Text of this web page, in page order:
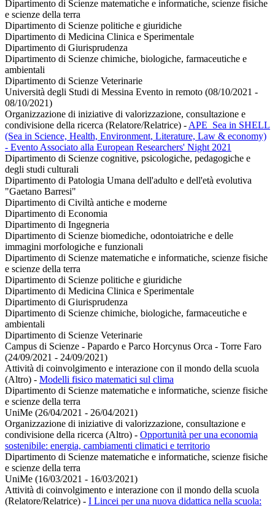
Dipartimento di Scienze matematiche e informatiche, scienze fisiche
e scienze della terra
Dipartimento di Scienze politiche e giuridiche
Dipartimento di Medicina Clinica e Sperimentale
Dipartimento di Giurisprudenza
Dipartimento di Scienze chimiche, biologiche, farmaceutiche e
ambientali
Dipartimento di Scienze Veterinarie
Università degli Studi di Messina Evento in remoto (08/10/2021 -
08/10/2021)
Organizzazione di iniziative di valorizzazione, consultazione e
condivisione della ricerca (Relatore/Relatrice) - APE_Sea in SHELL
(Sea in Science, Health, Environment, Literature, Law & economy)
- Evento Associato alla European Researchers' Night 2021
Dipartimento di Scienze cognitive, psicologiche, pedagogiche e
degli studi culturali
Dipartimento di Patologia Umana dell'adulto e dell'età evolutiva
"Gaetano Barresi"
Dipartimento di Civiltà antiche e moderne
Dipartimento di Economia
Dipartimento di Ingegneria
Dipartimento di Scienze biomediche, odontoiatriche e delle
immagini morfologiche e funzionali
Dipartimento di Scienze matematiche e informatiche, scienze fisiche
e scienze della terra
Dipartimento di Scienze politiche e giuridiche
Dipartimento di Medicina Clinica e Sperimentale
Dipartimento di Giurisprudenza
Dipartimento di Scienze chimiche, biologiche, farmaceutiche e
ambientali
Dipartimento di Scienze Veterinarie
Campus di Scienze - Papardo e Parco Horcynus Orca - Torre Faro
(24/09/2021 - 24/09/2021)
Attività di coinvolgimento e interazione con il mondo della scuola
(Altro) - Modelli fisico matematici sul clima
Dipartimento di Scienze matematiche e informatiche, scienze fisiche
e scienze della terra
UniMe (26/04/2021 - 26/04/2021)
Organizzazione di iniziative di valorizzazione, consultazione e
condivisione della ricerca (Altro) - Opportunità per una economia
sostenibile: energia, cambiamenti climatici e territorio
Dipartimento di Scienze matematiche e informatiche, scienze fisiche
e scienze della terra
UniMe (16/03/2021 - 16/03/2021)
Attività di coinvolgimento e interazione con il mondo della scuola
(Relatore/Relatrice) - I Lincei per una nuova didattica nella scuola: